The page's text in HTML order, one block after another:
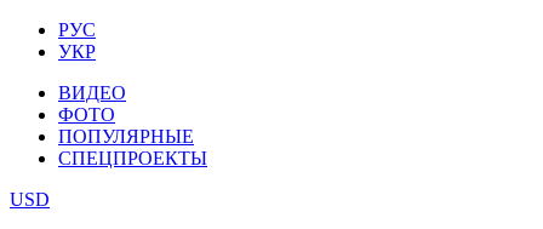
РУС
УКР
ВИДЕО
ФОТО
ПОПУЛЯРНЫЕ
СПЕЦПРОЕКТЫ
USD